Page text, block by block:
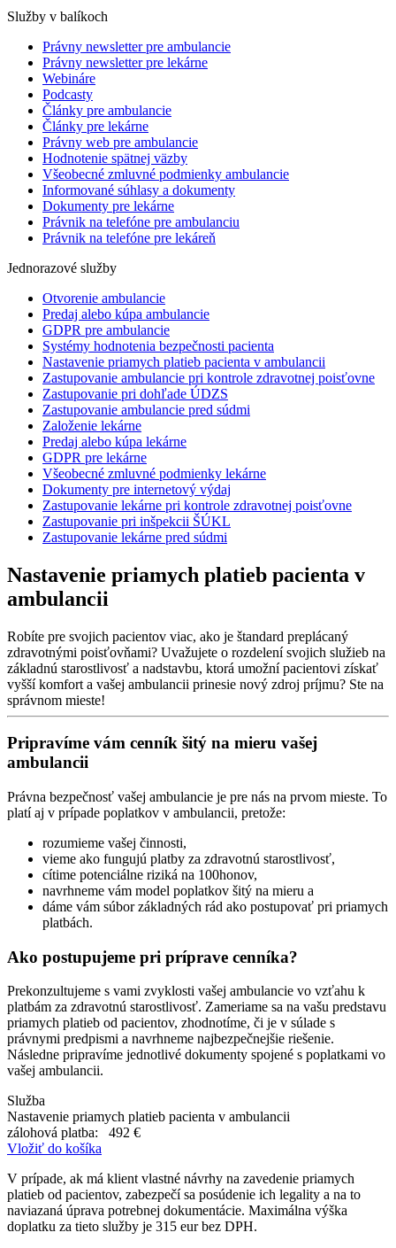
Služby v balíkoch
Právny newsletter pre ambulancie
Právny newsletter pre lekárne
Webináre
Podcasty
Články pre ambulancie
Články pre lekárne
Právny web pre ambulancie
Hodnotenie spätnej väzby
Všeobecné zmluvné podmienky ambulancie
Informované súhlasy a dokumenty
Dokumenty pre lekárne
Právnik na telefóne pre ambulanciu
Právnik na telefóne pre lekáreň
Jednorazové služby
Otvorenie ambulancie
Predaj alebo kúpa ambulancie
GDPR pre ambulancie
Systémy hodnotenia bezpečnosti pacienta
Nastavenie priamych platieb pacienta v ambulancii
Zastupovanie ambulancie pri kontrole zdravotnej poisťovne
Zastupovanie pri dohľade ÚDZS
Zastupovanie ambulancie pred súdmi
Založenie lekárne
Predaj alebo kúpa lekárne
GDPR pre lekárne
Všeobecné zmluvné podmienky lekárne
Dokumenty pre internetový výdaj
Zastupovanie lekárne pri kontrole zdravotnej poisťovne
Zastupovanie pri inšpekcii ŠÚKL
Zastupovanie lekárne pred súdmi
Nastavenie priamych platieb pacienta v
ambulancii
Robíte pre svojich pacientov viac, ako je štandard preplácaný
zdravotnými poisťovňami? Uvažujete o rozdelení svojich služieb na
základnú starostlivosť a nadstavbu, ktorá umožní pacientovi získať
vyšší komfort a vašej ambulancii prinesie nový zdroj príjmu? Ste na
správnom mieste!
Pripravíme vám cenník šitý na mieru vašej
ambulancii
Právna bezpečnosť vašej ambulancie je pre nás na prvom mieste. To
platí aj v prípade poplatkov v ambulancii, pretože:
rozumieme vašej činnosti,
vieme ako fungujú platby za zdravotnú starostlivosť,
cítime potenciálne riziká na 100honov,
navrhneme vám model poplatkov šitý na mieru a
dáme vám súbor základných rád ako postupovať pri priamych
platbách.
Ako postupujeme pri príprave cenníka?
Prekonzultujeme s vami zvyklosti vašej ambulancie vo vzťahu k
platbám za zdravotnú starostlivosť. Zameriame sa na vašu predstavu
priamych platieb od pacientov, zhodnotíme, či je v súlade s
právnymi predpismi a navrhneme najbezpečnejšie riešenie.
Následne pripravíme jednotlivé dokumenty spojené s poplatkami vo
vašej ambulancii.
Služba
Nastavenie priamych platieb pacienta v ambulancii
zálohová platba: 492 €
Vložiť do košíka
V prípade, ak má klient vlastné návrhy na zavedenie priamych
platieb od pacientov, zabezpečí sa posúdenie ich legality a na to
naviazaná úprava potrebnej dokumentácie. Maximálna výška
doplatku za tieto služby je 315 eur bez DPH.